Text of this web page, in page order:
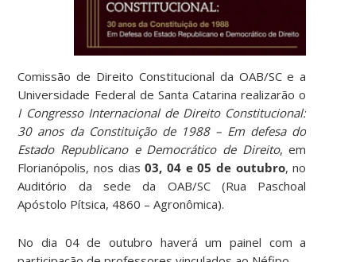
Comissão de Direito Constitucional da OAB/SC e a
Universidade Federal de Santa Catarina realizarão o
I Congresso Internacional de Direito Constitucional:
30 anos da Constituição de 1988 – Em defesa do
Estado Republicano e Democrático de Direito, em
Florianópolis, nos dias 03, 04 e 05 de outubro, no
Auditório da sede da OAB/SC (Rua Paschoal
Apóstolo Pítsica, 4860 – Agronômica).
No dia 04 de outubro haverá um painel com a